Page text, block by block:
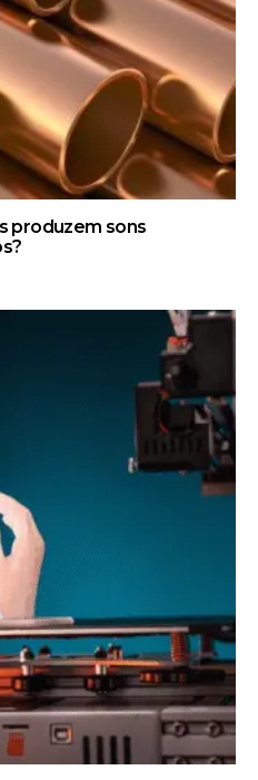
produzem sons